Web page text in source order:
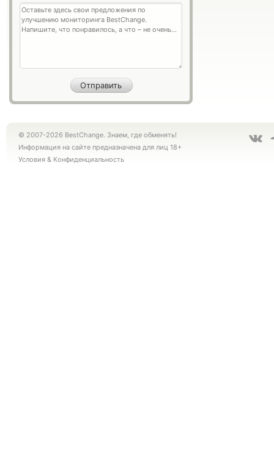
© 2007-2026 BestChange. Знаем, где обменять!
Информация на сайте предназначена для лиц 18+
Условия & Конфиденциальность